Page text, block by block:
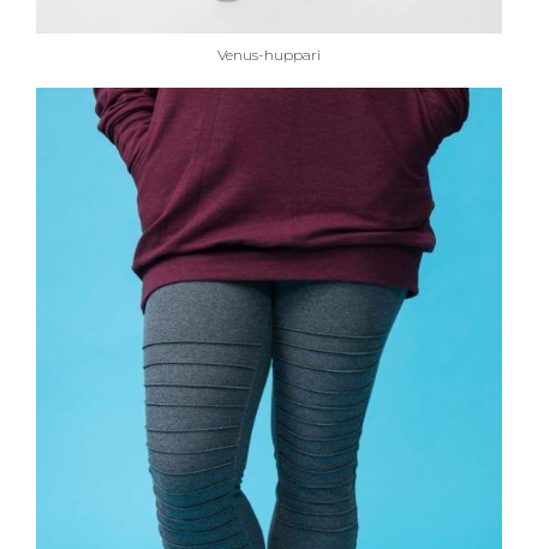
Venus-huppari